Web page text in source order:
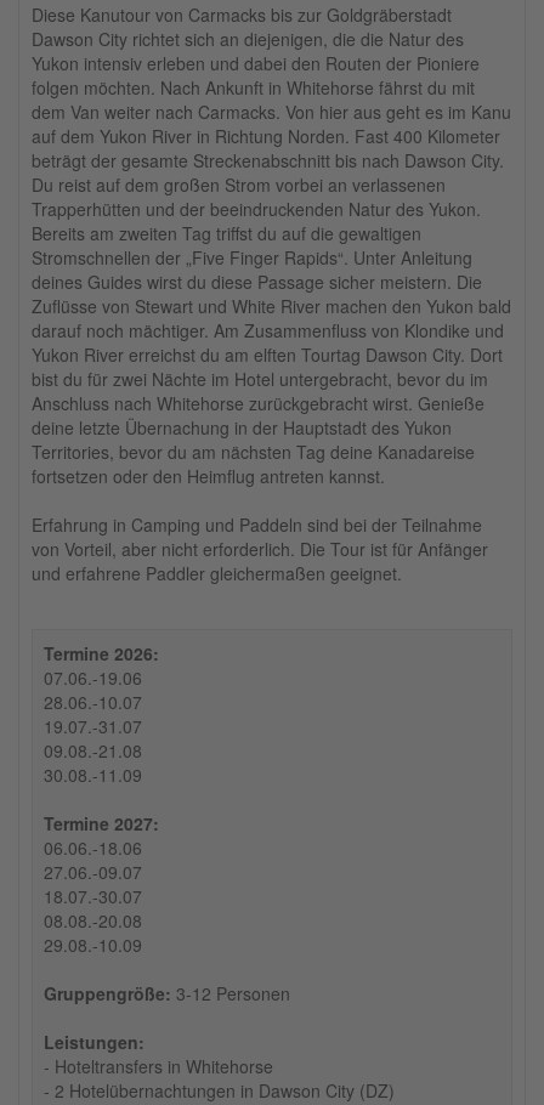
Diese Kanutour von Carmacks bis zur Goldgräberstadt
Dawson City richtet sich an diejenigen, die die Natur des
Yukon intensiv erleben und dabei den Routen der Pioniere
folgen möchten. Nach Ankunft in Whitehorse fährst du mit
dem Van weiter nach Carmacks. Von hier aus geht es im Kanu
auf dem Yukon River in Richtung Norden. Fast 400 Kilometer
beträgt der gesamte Streckenabschnitt bis nach Dawson City.
Du reist auf dem großen Strom vorbei an verlassenen
Trapperhütten und der beeindruckenden Natur des Yukon.
Bereits am zweiten Tag triffst du auf die gewaltigen
Stromschnellen der „Five Finger Rapids“. Unter Anleitung
deines Guides wirst du diese Passage sicher meistern. Die
Zuflüsse von Stewart und White River machen den Yukon bald
darauf noch mächtiger. Am Zusammenfluss von Klondike und
Yukon River erreichst du am elften Tourtag Dawson City. Dort
bist du für zwei Nächte im Hotel untergebracht, bevor du im
Anschluss nach Whitehorse zurückgebracht wirst. Genieße
deine letzte Übernachung in der Hauptstadt des Yukon
Territories, bevor du am nächsten Tag deine Kanadareise
fortsetzen oder den Heimflug antreten kannst.
Erfahrung in Camping und Paddeln sind bei der Teilnahme
von Vorteil, aber nicht erforderlich. Die Tour ist für Anfänger
und erfahrene Paddler gleichermaßen geeignet.
Termine 2026:
07.06.-19.06
28.06.-10.07
19.07.-31.07
09.08.-21.08
30.08.-11.09
Termine 2027:
06.06.-18.06
27.06.-09.07
18.07.-30.07
08.08.-20.08
29.08.-10.09
Gruppengröße: 3-12 Personen
Leistungen:
- Hoteltransfers in Whitehorse
- 2 Hotelübernachtungen in Dawson City (DZ)